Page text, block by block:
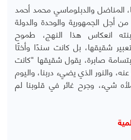
المناضل والدبلوماسي محمد أحمد
أجل الجمهورية والوحدة والدولة
انعكاس هذا النهج، طموح
شقيقها، بل كانت سندًا وأختًا
صابرة، يقول شقيقها "كانت
والنور الذي يضيء دربنا، واليوم
شيء، وجرح غائر في قلوبنا لم